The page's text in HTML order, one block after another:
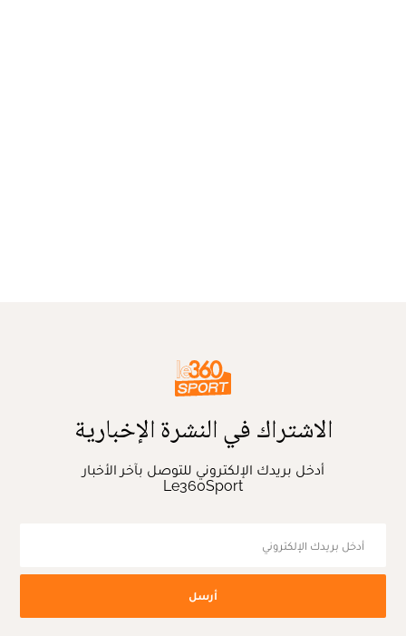
الاشتراك في النشرة الإخبارية
أدخل بريدك الإلكتروني للتوصل بآخر الأخبار
Le360Sport
أرسل